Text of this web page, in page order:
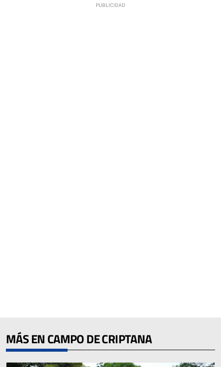
MÁS EN CAMPO DE CRIPTANA